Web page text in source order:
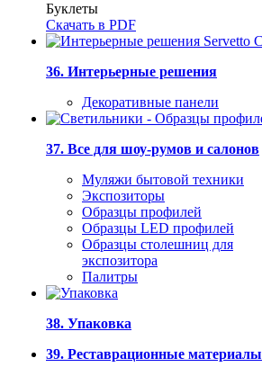
Буклеты
Скачать в PDF
36. Интерьерные решения
Декоративные панели
37. Все для шоу-румов и салонов
Муляжи бытовой техники
Экспозиторы
Образцы профилей
Образцы LED профилей
Образцы столешниц для
экспозитора
Палитры
38. Упаковка
39. Реставрационные материалы